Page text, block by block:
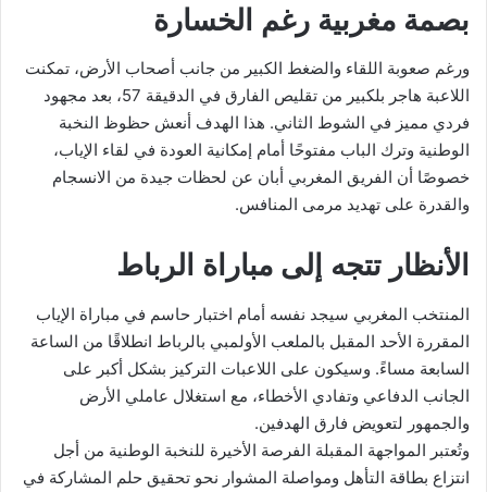
بصمة مغربية رغم الخسارة
ورغم صعوبة اللقاء والضغط الكبير من جانب أصحاب الأرض، تمكنت
اللاعبة هاجر بلكبير من تقليص الفارق في الدقيقة 57، بعد مجهود
فردي مميز في الشوط الثاني. هذا الهدف أنعش حظوظ النخبة
الوطنية وترك الباب مفتوحًا أمام إمكانية العودة في لقاء الإياب،
خصوصًا أن الفريق المغربي أبان عن لحظات جيدة من الانسجام
والقدرة على تهديد مرمى المنافس.
الأنظار تتجه إلى مباراة الرباط
المنتخب المغربي سيجد نفسه أمام اختبار حاسم في مباراة الإياب
المقررة الأحد المقبل بالملعب الأولمبي بالرباط انطلاقًا من الساعة
السابعة مساءً. وسيكون على اللاعبات التركيز بشكل أكبر على
الجانب الدفاعي وتفادي الأخطاء، مع استغلال عاملي الأرض
والجمهور لتعويض فارق الهدفين.
وتُعتبر المواجهة المقبلة الفرصة الأخيرة للنخبة الوطنية من أجل
انتزاع بطاقة التأهل ومواصلة المشوار نحو تحقيق حلم المشاركة في